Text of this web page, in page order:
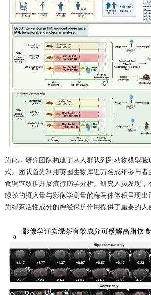
为此，研究团队构建了从人群队列到动物模型验
式。团队首先利用英国生物库近万名成年参与者
食调查数据开展流行病学分析。研究人员发现，
绿茶的摄入量与影像学测量的海马体体积呈现出
为绿茶活性成分的神经保护作用提供了重要的人